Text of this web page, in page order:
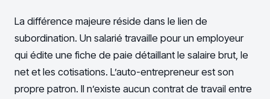
La différence majeure réside dans le lien de
subordination. Un salarié travaille pour un employeur
qui édite une fiche de paie détaillant le salaire brut, le
net et les cotisations. L’auto-entrepreneur est son
propre patron. Il n’existe aucun contrat de travail entre